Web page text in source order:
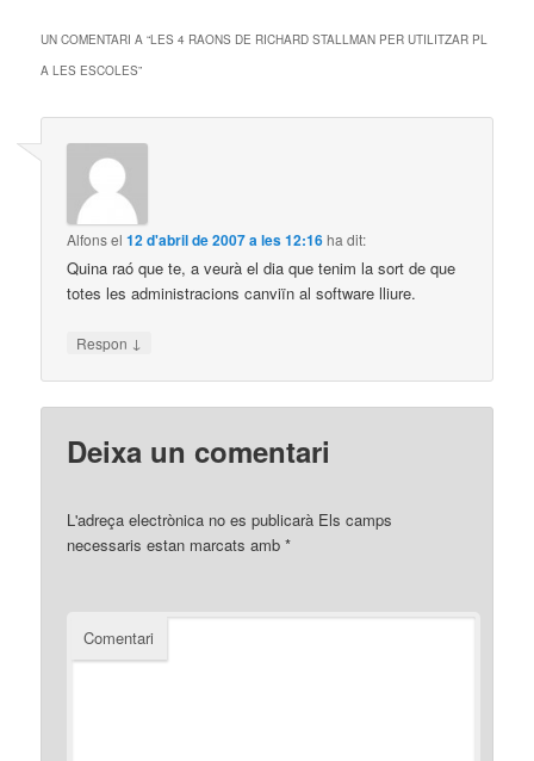
UN COMENTARI A “LES 4 RAONS DE RICHARD STALLMAN PER UTILITZAR PL
A LES ESCOLES”
Alfonsel12 d'abril de 2007 a les 12:16ha dit:
Quina raó que te, a veurà el dia que tenim la sort de que
totes les administracions canviïn al software lliure.
Respon ↓
Deixa un comentari
L'adreça electrònica no es publicarà Els camps
necessaris estan marcats amb*
Comentari